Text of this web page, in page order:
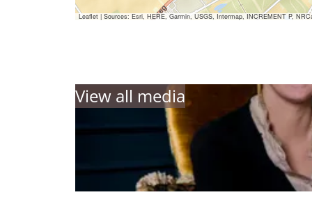
Leaflet|Sources: Esri, HERE, Garmin, USGS, Intermap, INCREMENT P,
View all media